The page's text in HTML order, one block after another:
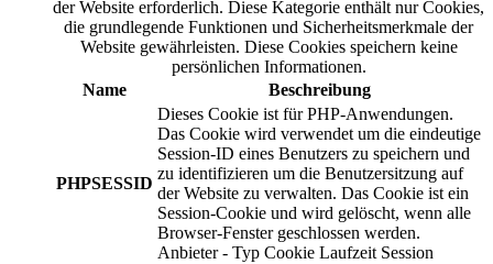
der Website erforderlich. Diese Kategorie enthält nur Cookies,
die grundlegende Funktionen und Sicherheitsmerkmale der
Website gewährleisten. Diese Cookies speichern keine
persönlichen Informationen.
Name
Beschreibung
PHPSESSID
Dieses Cookie ist für PHP-Anwendungen.
Das Cookie wird verwendet um die eindeutige
Session-ID eines Benutzers zu speichern und
zu identifizieren um die Benutzersitzung auf
der Website zu verwalten. Das Cookie ist ein
Session-Cookie und wird gelöscht, wenn alle
Browser-Fenster geschlossen werden.
Anbieter - Typ Cookie Laufzeit Session